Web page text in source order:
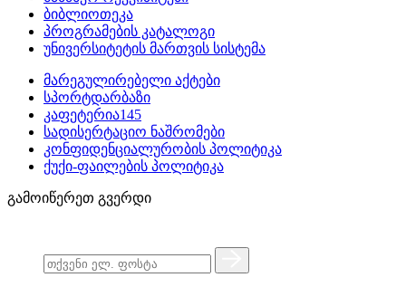
ბიბლიოთეკა
პროგრამების კატალოგი
უნივერსიტეტის მართვის სისტემა
მარეგულირებელი აქტები
სპორტდარბაზი
კაფეტერია145
სადისერტაციო ნაშრომები
კონფიდენციალურობის პოლიტიკა
ქუქი-ფაილების პოლიტიკა
გამოიწერეთ გვერდი